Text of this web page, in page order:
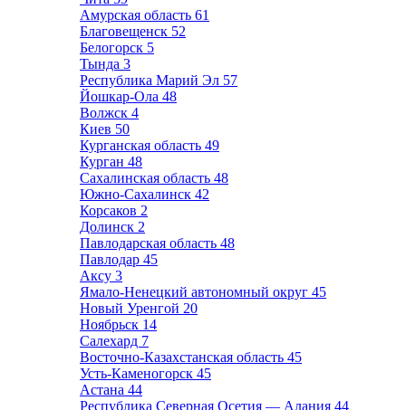
Амурская область 61
Благовещенск 52
Белогорск 5
Тында 3
Республика Марий Эл 57
Йошкар-Ола 48
Волжск 4
Киев 50
Курганская область 49
Курган 48
Сахалинская область 48
Южно-Сахалинск 42
Корсаков 2
Долинск 2
Павлодарская область 48
Павлодар 45
Аксу 3
Ямало-Ненецкий автономный округ 45
Новый Уренгой 20
Ноябрьск 14
Салехард 7
Восточно-Казахстанская область 45
Усть-Каменогорск 45
Астана 44
Республика Северная Осетия — Алания 44